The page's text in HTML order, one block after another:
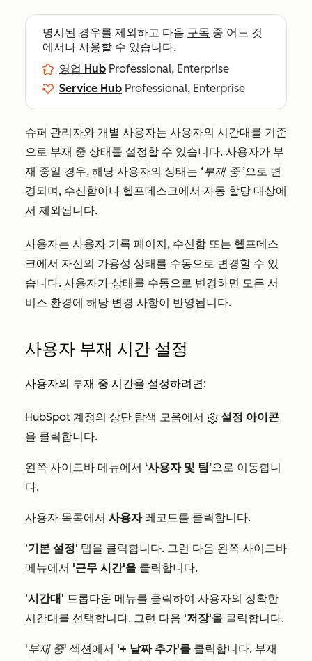
명시된 경우를 제외하고 다음 구독 중 어느 것
에서나 사용할 수 있습니다.
영업 Hub Professional, Enterprise
Service Hub Professional, Enterprise
슈퍼 관리자와 개별 사용자는 사용자의 시간대를 기준
으로 부재 중 상태를 설정할 수 있습니다. 사용자가 부
재 중일 경우, 해당 사용자의 상태는 ‘부재 중’으로 변
경되며, 수신함이나 헬프데스크에서 자동 할당 대상에
서 제외됩니다.
사용자는 사용자 기록 페이지, 수신함 또는 헬프데스
크에서 자신의 가용성 상태를 수동으로 변경할 수 있
습니다. 사용자가 상태를 수동으로 변경하면 모든 서
비스 환경에 해당 변경 사항이 반영됩니다.
사용자 부재 시간 설정
사용자의 부재 중 시간을 설정하려면:
HubSpot 계정의 상단 탐색 모음에서
설정 아이콘
을 클릭합니다.
왼쪽 사이드바 메뉴에서 ‘사용자 및 팀’으로 이동합니
다.
사용자 목록에서 사용자레코드를 클릭합니다.
'기본 설정' 탭을 클릭합니다. 그런 다음 왼쪽 사이드바
메뉴에서 '근무 시간'을 클릭합니다.
'시간대' 드롭다운 메뉴를 클릭하여 사용자의 정확한
시간대를 선택합니다. 그런 다음 '저장'을 클릭합니다.
'부재 중' 섹션에서 '+ 날짜 추가'를 클릭합니다. 부재